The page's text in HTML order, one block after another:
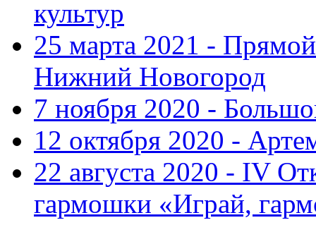
культур
25 марта 2021 -
Нижний Новогород
7 ноября 2020 -
12 октября 2020 -
22 августа 2020 - IV
гармошки «Играй,